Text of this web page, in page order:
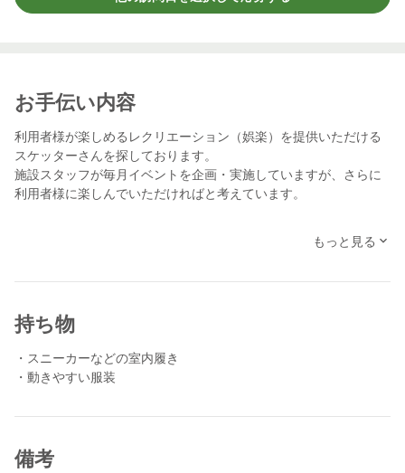
お手伝い内容
利用者様が楽しめるレクリエーション（娯楽）を提供いただける
スケッターさんを探しております。
施設スタッフが毎月イベントを企画・実施していますが、さらに
利用者様に楽しんでいただければと考えています。
ク、脳トレ、一芸、紙芝居、個別レク（囲碁将棋の相手）・・・
お伝えします。
談させていただくかもしれません。
できますので、お気軽にご相談ください。
ます。
もっと見る
持ち物
・スニーカーなどの室内履き
・動きやすい服装
備考